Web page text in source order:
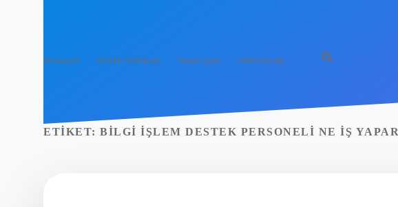
Anasayfa Gizlilik Politikası Yasal Uyarı Hakkımızda
ETIKET: BILGI IŞLEM DESTEK PERSONELI NE IŞ YAPAR